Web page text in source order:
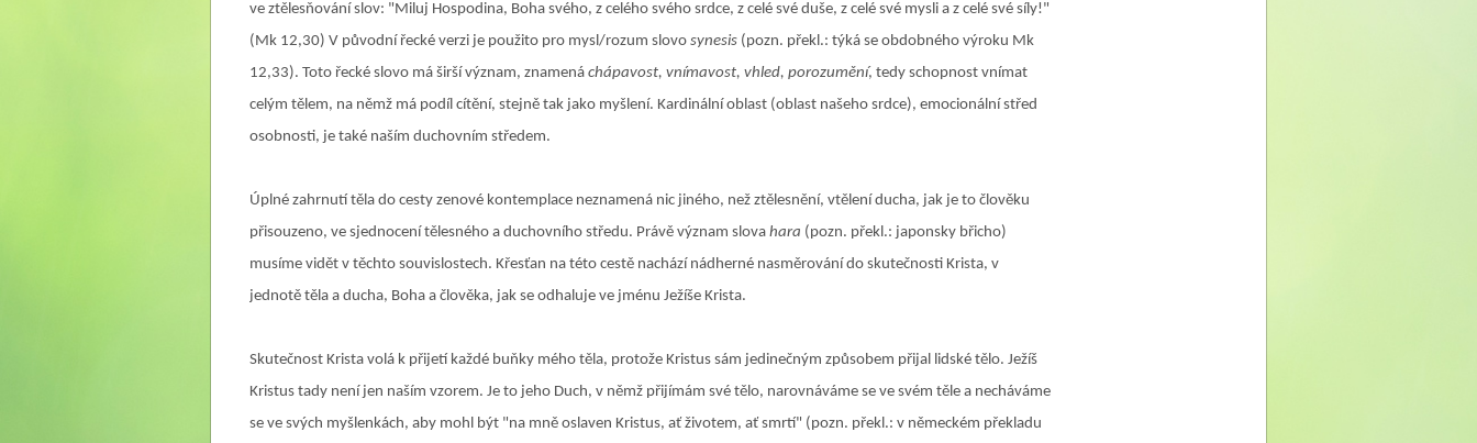
ve ztělesňování slov: "Miluj Hospodina, Boha svého, z celého svého srdce, z celé své duše, z celé své mysli a z celé své síly!"
(Mk 12,30) V původní řecké verzi je použito pro mysl/rozum slovo synesis (pozn. překl.: týká se obdobného výroku Mk
12,33). Toto řecké slovo má širší význam, znamená chápavost, vnímavost, vhled, porozumění, tedy schopnost vnímat
celým tělem, na němž má podíl cítění, stejně tak jako myšlení. Kardinální oblast (oblast našeho srdce), emocionální střed
osobnosti, je také naším duchovním středem.
Úplné zahrnutí těla do cesty zenové kontemplace neznamená nic jiného, než ztělesnění, vtělení ducha, jak je to člověku
přisouzeno, ve sjednocení tělesného a duchovního středu. Právě význam slova hara (pozn. překl.: japonsky břicho)
musíme vidět v těchto souvislostech. Křesťan na této cestě nachází nádherné nasměrování do skutečnosti Krista, v
jednotě těla a ducha, Boha a člověka, jak se odhaluje ve jménu Ježíše Krista.
Skutečnost Krista volá k přijetí každé buňky mého těla, protože Kristus sám jedinečným způsobem přijal lidské tělo. Ježíš
Kristus tady není jen naším vzorem. Je to jeho Duch, v němž přijímám své tělo, narovnáváme se ve svém těle a necháváme
se ve svých myšlenkách, aby mohl být "na mně oslaven Kristus, ať životem, ať smrtí" (pozn. překl.: v německém překladu